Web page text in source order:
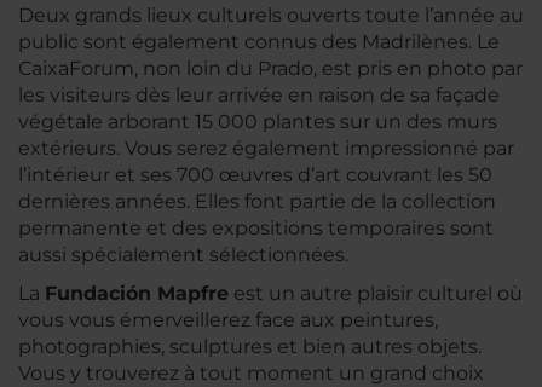
Deux grands lieux culturels ouverts toute l’année au
public sont également connus des Madrilènes. Le
CaixaForum, non loin du Prado, est pris en photo par
les visiteurs dès leur arrivée en raison de sa façade
végétale arborant 15 000 plantes sur un des murs
extérieurs. Vous serez également impressionné par
l’intérieur et ses 700 œuvres d’art couvrant les 50
dernières années. Elles font partie de la collection
permanente et des expositions temporaires sont
aussi spécialement sélectionnées.
La Fundación Mapfre est un autre plaisir culturel où
vous vous émerveillerez face aux peintures,
photographies, sculptures et bien autres objets.
Vous y trouverez à tout moment un grand choix